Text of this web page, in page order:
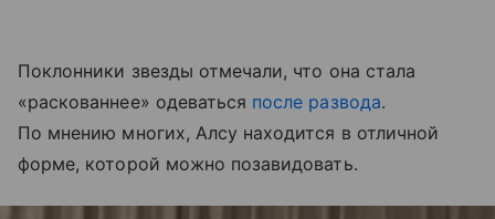
Поклонники звезды отмечали, что она стала
«раскованнее» одеваться после развода.
По мнению многих, Алсу находится в отличной
форме, которой можно позавидовать.